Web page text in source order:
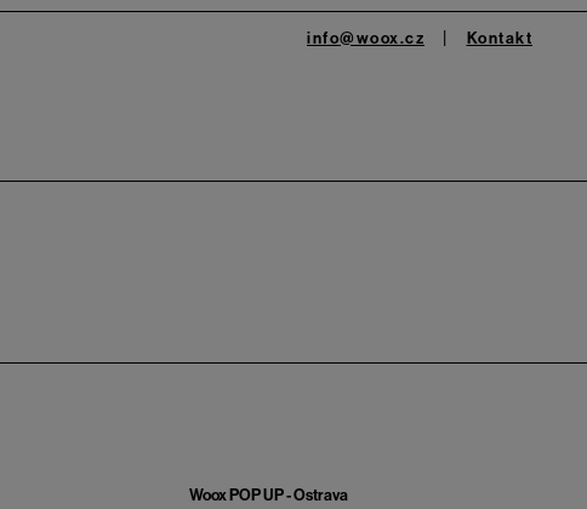
info@woox.cz Kontakt
Woox POP UP - Ostrava